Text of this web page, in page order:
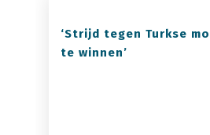
‘Strijd tegen Turkse
te winnen’